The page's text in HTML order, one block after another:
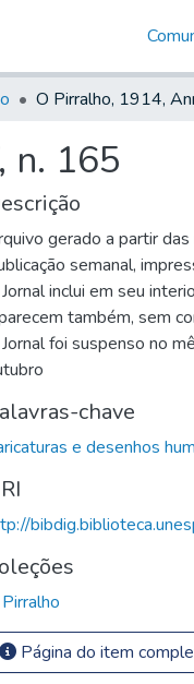
n. 165
gerado a partir
semanal,
inclui em seu
também, sem
foi suspenso no
chave
e desenhos
Página do item